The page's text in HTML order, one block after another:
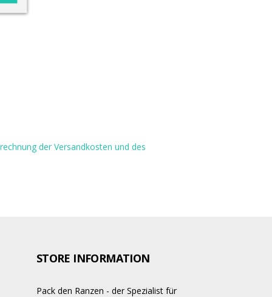
der Versandkosten und des
STORE INFORMATION
Pack den Ranzen - der Spezialist für